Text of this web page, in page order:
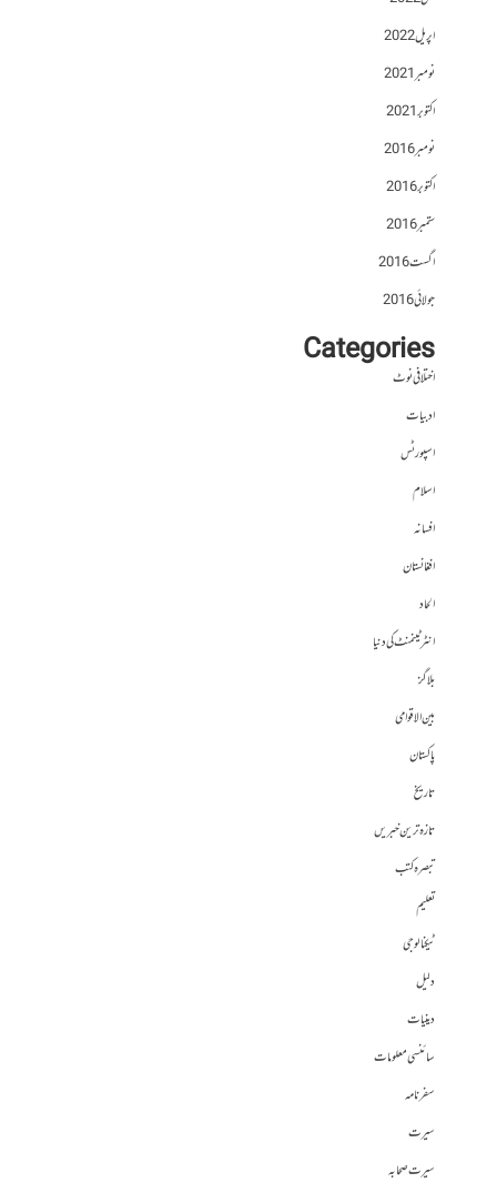
اپریل 2022
نومبر 2021
اکتوبر 2021
نومبر 2016
اکتوبر 2016
ستمبر 2016
اگست 2016
جولائی 2016
Categories
اختلافی نوٹ
ادبیات
اسپورٹس
اسلام
افسانہ
افغانستان
الحاد
انٹرٹینمنٹ کی دنیا
بلاگز
بین الاقوامی
پاکستان
تاریخ
تازہ ترین خبریں
تبصرہ کتب
تعلیم
ٹیکنالوجی
دلیل
دینیات
سائنسی معلومات
سفرنامہ
سیرت
سیرت صحابہ